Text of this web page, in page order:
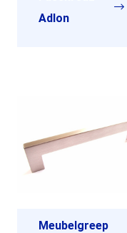
Adlon
Meubelgreep